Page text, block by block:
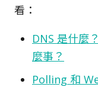
看：
DNS 是什麼
麼事？
Polling 和